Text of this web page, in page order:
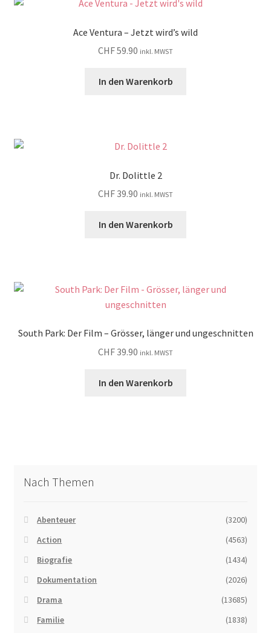
Ace Ventura – Jetzt wird’s wild
CHF59.90 inkl. MWST
In den Warenkorb
Dr. Dolittle 2
CHF39.90 inkl. MWST
In den Warenkorb
South Park: Der Film – Grösser, länger und ungeschnitten
CHF39.90 inkl. MWST
In den Warenkorb
Nach Themen
Abenteuer
(3200)
Action
(4563)
Biografie
(1434)
Dokumentation
(2026)
Drama
(13685)
Familie
(1838)